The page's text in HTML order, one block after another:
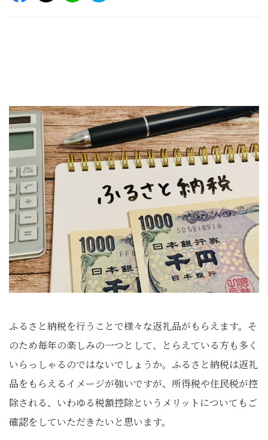
ふるさと納税を行うことで様々な返礼品がもらえます。そ
のため毎年の楽しみの一つとして、とらえている方も多く
いらっしゃるのではないでしょうか。ふるさと納税は返礼
品をもらえるイメージが強いですが、所得税や住民税が控
除される、いわゆる税額控除というメリットについてもご
確認をしていただきたいと思います。